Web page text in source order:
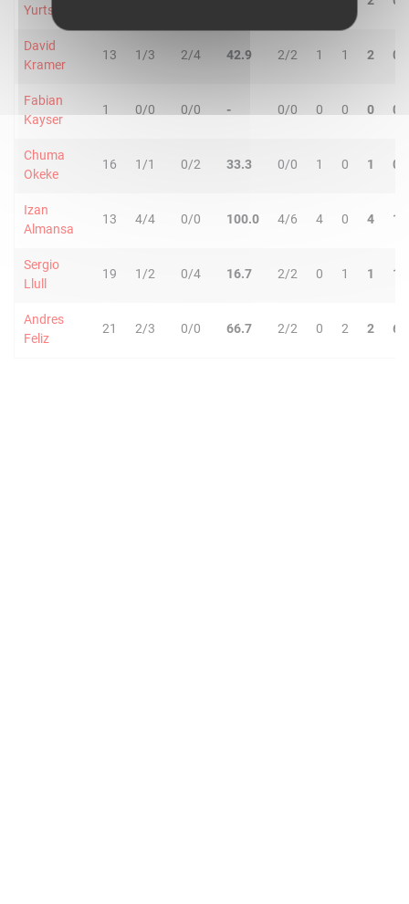
Yurtseven
David
Kramer
13 1/3 2/4 42.9 2/2 1 1 2 0
Fabian
Kayser
1 0/0 0/0 - 0/0 0 0 0 0
Chuma
Okeke
16 1/1 0/2 33.3 0/0 1 0 1 0
Izan
Almansa
13 4/4 0/0 100.0 4/6 4 0 4 1
Sergio
Llull
19 1/2 0/4 16.7 2/2 0 1 1 1
Andres
Feliz
21 2/3 0/0 66.7 2/2 0 2 2 6